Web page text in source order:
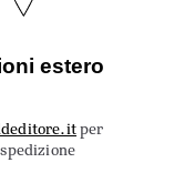
estero
per